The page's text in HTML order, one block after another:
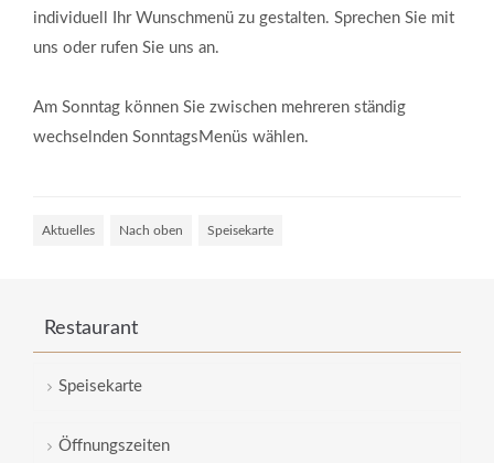
individuell Ihr Wunschmenü zu gestalten. Sprechen Sie mit
uns oder rufen Sie uns an.
Am Sonntag können Sie zwischen mehreren ständig
wechselnden Sonntags Menüs wählen.
Aktuelles Nach oben Speisekarte
Restaurant
Speisekarte
Öffnungszeiten
Geschlossen an ...